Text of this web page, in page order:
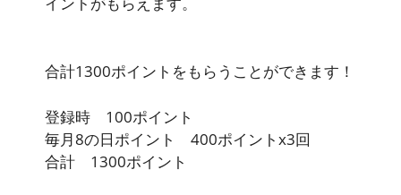
合計1300ポイント をもらうことができます！
登録時 100ポイント
毎月8の日ポイント 400ポイントx3回
合計 1300ポイント